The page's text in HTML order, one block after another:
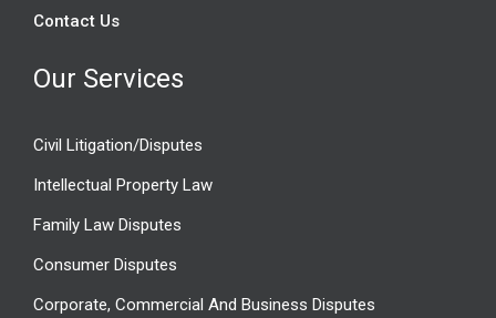
Contact Us
Our Services
Civil Litigation/Disputes
Intellectual Property Law
Family Law Disputes
Consumer Disputes
Corporate, Commercial And Business Disputes